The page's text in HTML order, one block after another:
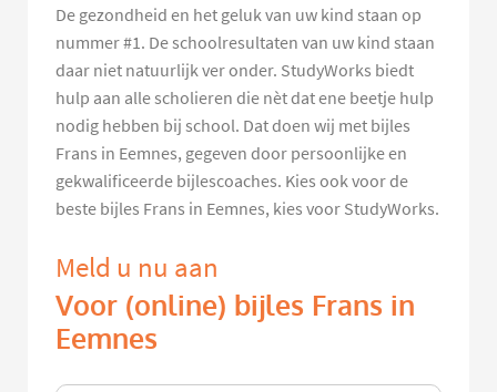
De gezondheid en het geluk van uw kind staan op
nummer #1. De schoolresultaten van uw kind staan
daar niet natuurlijk ver onder. StudyWorks biedt
hulp aan alle scholieren die nèt dat ene beetje hulp
nodig hebben bij school. Dat doen wij met bijles
Frans in Eemnes, gegeven door persoonlijke en
gekwalificeerde bijlescoaches. Kies ook voor de
beste bijles Frans in Eemnes, kies voor StudyWorks.
Meld u nu aan
Voor (online) bijles Frans in
Eemnes